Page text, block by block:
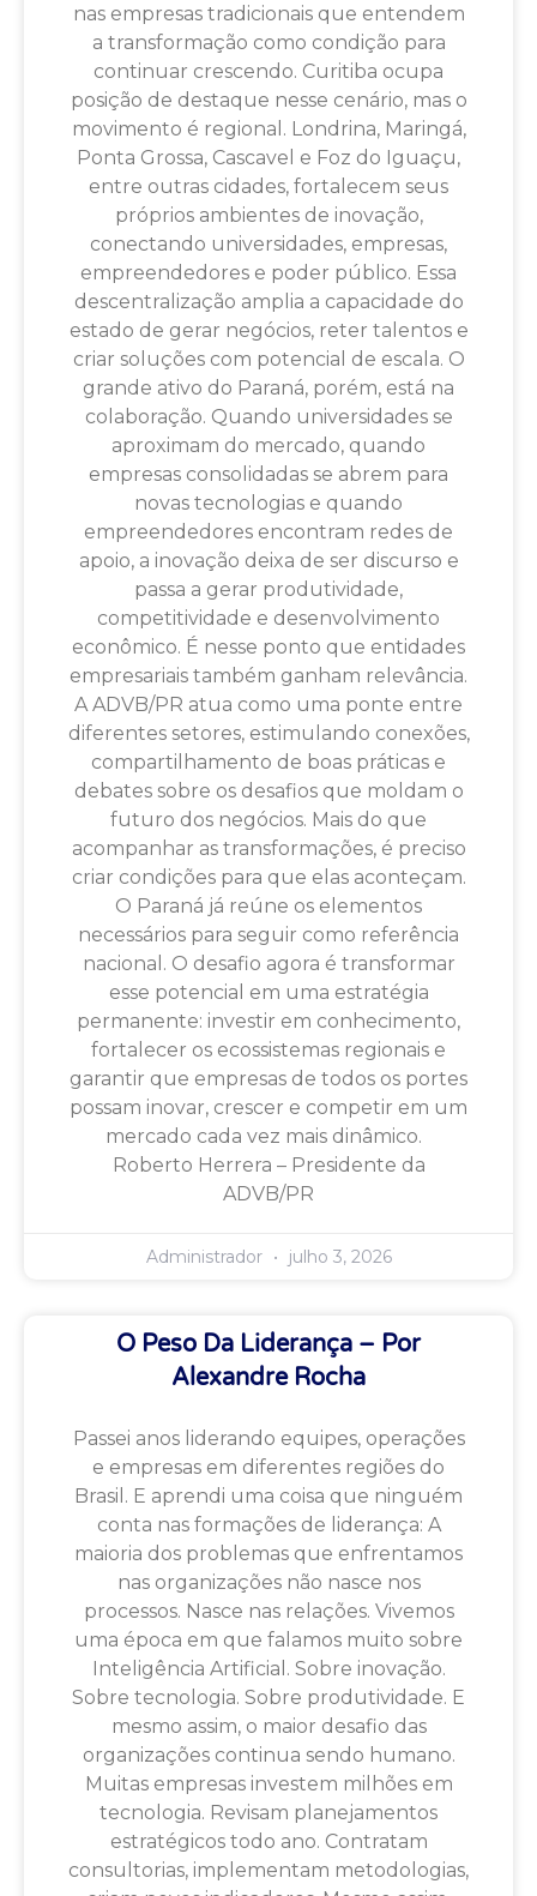
nas empresas tradicionais que entendem
a transformação como condição para
continuar crescendo. Curitiba ocupa
posição de destaque nesse cenário, mas o
movimento é regional. Londrina, Maringá,
Ponta Grossa, Cascavel e Foz do Iguaçu,
entre outras cidades, fortalecem seus
próprios ambientes de inovação,
conectando universidades, empresas,
empreendedores e poder público. Essa
descentralização amplia a capacidade do
estado de gerar negócios, reter talentos e
criar soluções com potencial de escala. O
grande ativo do Paraná, porém, está na
colaboração. Quando universidades se
aproximam do mercado, quando
empresas consolidadas se abrem para
novas tecnologias e quando
empreendedores encontram redes de
apoio, a inovação deixa de ser discurso e
passa a gerar produtividade,
competitividade e desenvolvimento
econômico. É nesse ponto que entidades
empresariais também ganham relevância.
A ADVB/PR atua como uma ponte entre
diferentes setores, estimulando conexões,
compartilhamento de boas práticas e
debates sobre os desafios que moldam o
futuro dos negócios. Mais do que
acompanhar as transformações, é preciso
criar condições para que elas aconteçam.
O Paraná já reúne os elementos
necessários para seguir como referência
nacional. O desafio agora é transformar
esse potencial em uma estratégia
permanente: investir em conhecimento,
fortalecer os ecossistemas regionais e
garantir que empresas de todos os portes
possam inovar, crescer e competir em um
mercado cada vez mais dinâmico.
Roberto Herrera – Presidente da
ADVB/PR
Administrador julho 3, 2026
O Peso Da Liderança – Por
Alexandre Rocha
Passei anos liderando equipes, operações
e empresas em diferentes regiões do
Brasil. E aprendi uma coisa que ninguém
conta nas formações de liderança: A
maioria dos problemas que enfrentamos
nas organizações não nasce nos
processos. Nasce nas relações. Vivemos
uma época em que falamos muito sobre
Inteligência Artificial. Sobre inovação.
Sobre tecnologia. Sobre produtividade. E
mesmo assim, o maior desafio das
organizações continua sendo humano.
Muitas empresas investem milhões em
tecnologia. Revisam planejamentos
estratégicos todo ano. Contratam
consultorias, implementam metodologias,